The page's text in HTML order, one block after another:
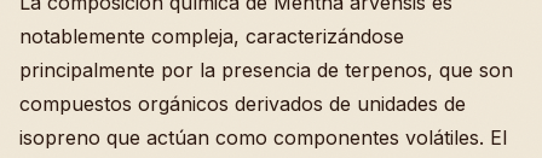
notablemente compleja, caracterizándose
principalmente por la presencia de terpenos, que son
compuestos orgánicos derivados de unidades de
isopreno que actúan como componentes volátiles. El